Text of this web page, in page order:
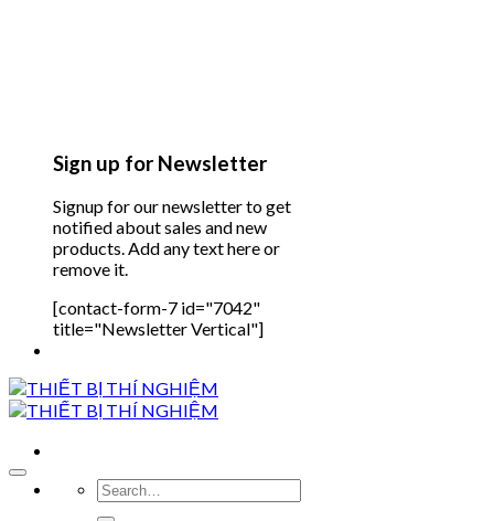
Sign up for Newsletter
Signup for our newsletter to get
notified about sales and new
products. Add any text here or
remove it.
[contact-form-7 id="7042"
title="Newsletter Vertical"]
Search
for: